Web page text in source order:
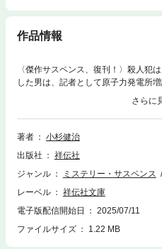
作品情報
〈傑作サスペンス、復刊！〉殺人
した男は、記者として原子力発電所
には悲劇の萌芽があった！大浜栄吉
妻への暴力を見咎めたがゆえの事件
大浜は、偶然に出会った女性、佐伯
探ってほしいと頼まれる。彼女の婚
反対派の主婦が毒殺体で見つかり——
著者
小杉健治
出版社
祥伝社
ジャンル
ミステリー・サスペンス
レーベル
祥伝社文庫
電子版配信開始日
2025/07/11
ファイルサイズ
1.22 MB